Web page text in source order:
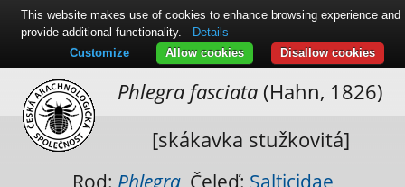
Phlegra fasciata(Hahn, 1826)
[skákavka stužkovitá]
Rod: Phlegra, Čeleď: Salticidae
This website makes use of cookies to enhance browsing experience and
provide additional functionality.
Details
Disallow cookies
Allow cookies
Customize